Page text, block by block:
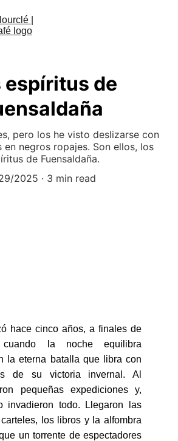
espíritus de
pero los he visto deslizarse con
en negros ropajes. Son ellos, los
de Fuensaldaña.
2025
3 min read
hace cinco años, a finales de
cuando la noche equilibra
la eterna batalla que libra con
de su victoria invernal. Al
pequeñas expediciones y,
invadieron todo. Llegaron las
los libros y la alfombra
un torrente de espectadores